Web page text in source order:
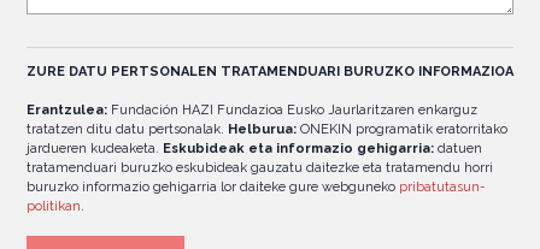
ZURE DATU PERTSONALEN TRATAMENDUARI BURUZKO INFORMAZIOA
Erantzulea: Fundación HAZI Fundazioa Eusko Jaurlaritzaren enkarguz
tratatzen ditu datu pertsonalak. Helburua: ONEKIN programatik eratorritako
jardueren kudeaketa. Eskubideak eta informazio gehigarria: datuen
tratamenduari buruzko eskubideak gauzatu daitezke eta tratamendu horri
buruzko informazio gehigarria lor daiteke gure webguneko pribatutasun-
politikan.